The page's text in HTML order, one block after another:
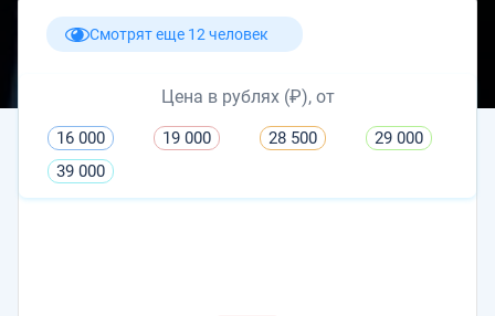
Смотрят еще 12 человек
Цена в рублях (₽), от
16 000 19 000 28 500
29 000
39 000